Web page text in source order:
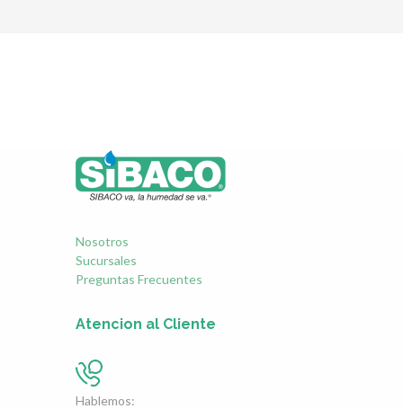
Nosotros
Sucursales
Preguntas Frecuentes
Atencion al Cliente
Hablemos: